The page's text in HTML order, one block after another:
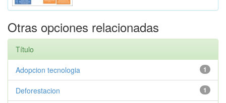
Otras opciones relacionadas
Título
1
Adopcion tecnologia
1
Deforestacion